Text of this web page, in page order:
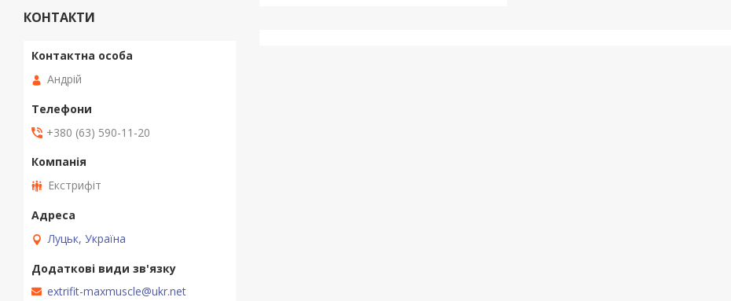
КОНТАКТИ
Андрій
+380 (63) 590-11-20
Екстрифіт
Луцьк, Україна
extrifit-maxmuscle@ukr.net